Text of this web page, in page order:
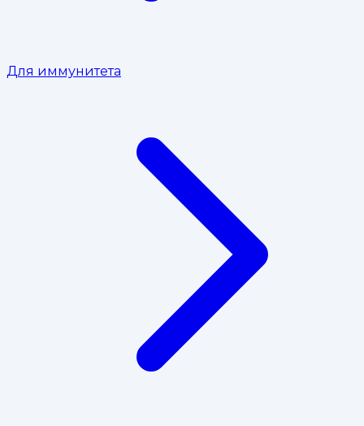
Для иммунитета